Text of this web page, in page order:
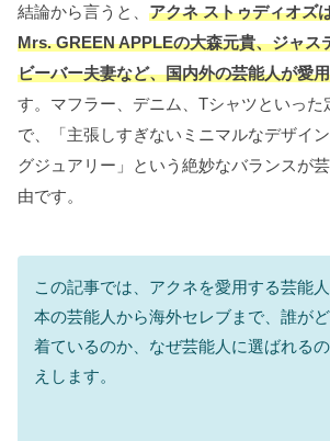
結論から言うと、 アクネ ストゥディオズ
Mrs. GREEN APPLEの大森元貴、ジャス
ビーバー夫妻など、国内外の芸能人が愛
す。マフラー、デニム、Tシャツといった
で、「主張しすぎないミニマルなデザイ
グジュアリー」という絶妙なバランスが
由です。
この記事では、アクネを愛用する芸能
本の芸能人から海外セレブまで、誰が
着ているのか、なぜ芸能人に選ばれる
えします。